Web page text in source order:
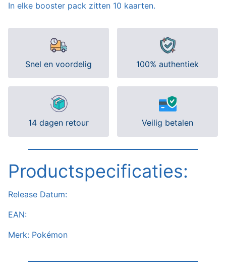
In elke booster pack zitten 10 kaarten.
Snel en voordelig 100% authentiek
14 dagen retour Veilig betalen
Productspecificaties:
Release Datum:
EAN:
Merk: Pokémon